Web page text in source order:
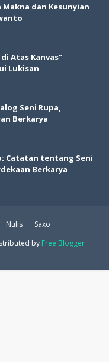
dan Kesunyian
Atas Kanvas”
Lukisan
Seni Rupa,
Berkarya
Catatan tentang Seni
Berkarya
Nulis Saxo
.
by Free Blogger